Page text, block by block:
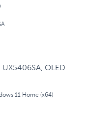
UX5406SA, OLED
11 Home (x64)